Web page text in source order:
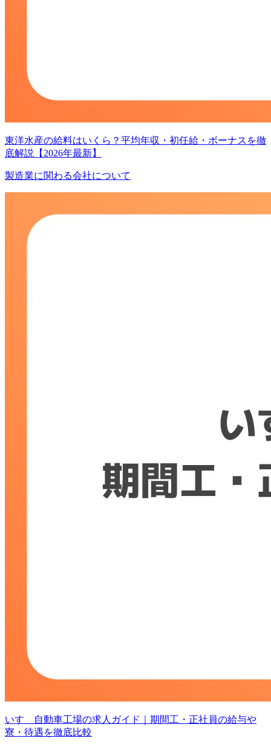
東洋水産の給料はいくら？平均年収・初任給・ボーナスを徹
底解説【2026年最新】
製造業に関わる会社について
いすゞ自動車工場の求人ガイド｜期間工・正社員の給与や
寮・待遇を徹底比較